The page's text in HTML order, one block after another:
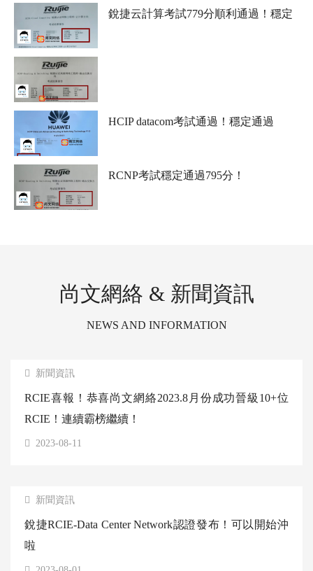
銳捷云計算考試779分順利通過！穩定
RCNP考試通過，這個分數比較絕！是個狠人
HCIP datacom考試通過！穩定通過
RCNP考試穩定通過795分！
尚文網絡 & 新聞資訊
NEWS AND INFORMATION
新聞資訊
RCIE喜報！恭喜尚文網絡2023.8月份成功晉級10+位
RCIE！連續霸榜繼續！
2023-08-11
新聞資訊
銳捷RCIE-Data Center Network認證發布！可以開始沖
啦